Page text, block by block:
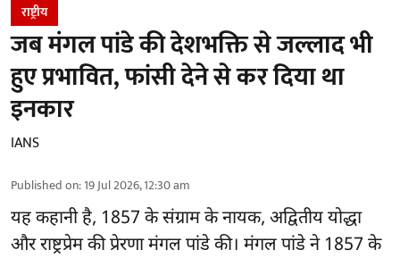
राष्ट्रीय
जब मंगल पांडे की देशभक्ति से जल्लाद भी
हुए प्रभावित, फांसी देने से कर दिया था
इनकार
IANS
Published on:19 Jul 2026, 12:30 am
यह कहानी है, 1857 के संग्राम के नायक, अद्वितीय योद्धा
और राष्ट्रप्रेम की प्रेरणा मंगल पांडे की। मंगल पांडे ने 1857 के